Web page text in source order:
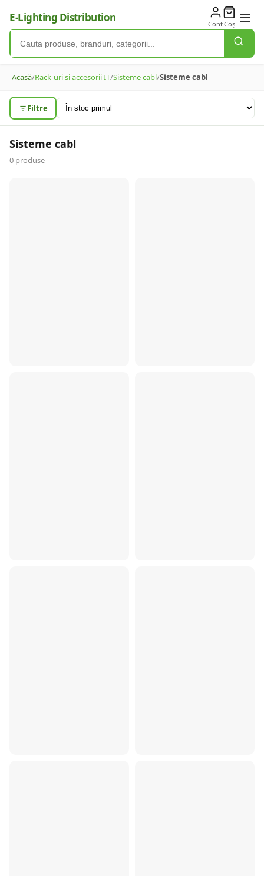
E-Lighting Distribution ContCoș
Acasă/Rack-uri si accesorii IT/Sisteme cabl/Sisteme cabl
Filtre
Sisteme cabl
0 produse